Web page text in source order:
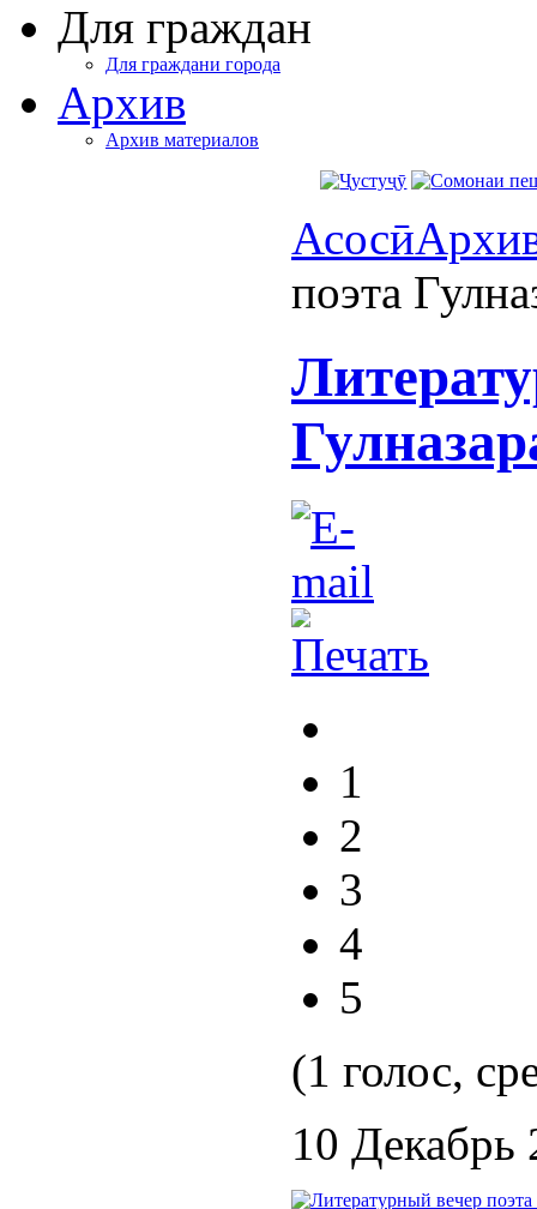
Для граждан
Для граждани города
Архив
Архив материалов
Асосӣ
поэта
1
2
3
4
5
(1 голос,
10 Декабрь